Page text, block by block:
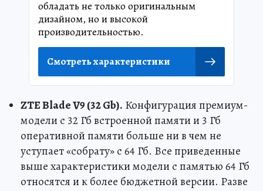
обладать не только оригинальным
дизайном, но и высокой
производительностью.
Смотреть характеристики
ZTE Blade V9 (32 Gb). Конфигурация премиум-
модели с 32 Гб встроенной памяти и 3 Гб
оперативной памяти больше ни в чем не
уступает «собрату» с 64 Гб. Все приведенные
выше характеристики модели с памятью 64 Гб
относятся и к более бюджетной версии. Разве